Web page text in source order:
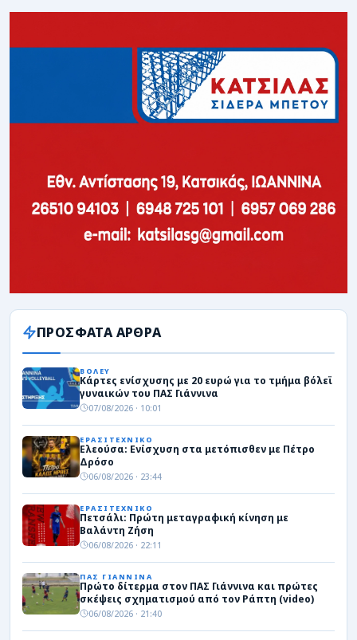
ΠΡΟΣΦΑΤΑ ΑΡΘΡΑ
ΒΟΛΕΥ
Κάρτες ενίσχυσης με 20 ευρώ για το τμήμα βόλεϊ
γυναικών του ΠΑΣ Γιάννινα
07/08/2026 · 10:01
ΕΡΑΣΙΤΕΧΝΙΚΟ
Ελεούσα: Ενίσχυση στα μετόπισθεν με Πέτρο
Δρόσο
06/08/2026 · 23:44
ΕΡΑΣΙΤΕΧΝΙΚΟ
Πετσάλι: Πρώτη μεταγραφική κίνηση με
Βαλάντη Ζήση
06/08/2026 · 22:11
ΠΑΣ ΓΙΑΝΝΙΝΑ
Πρώτο δίτερμα στον ΠΑΣ Γιάννινα και πρώτες
σκέψεις σχηματισμού από τον Ράπτη (video)
06/08/2026 · 21:40